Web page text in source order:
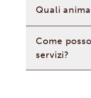
Quali
Come
servizi?